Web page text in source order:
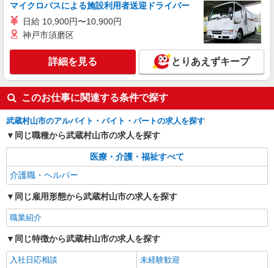
詳細を見る
マイクロバスによる施設利用者送迎ドライバー
日給 10,900円〜10,900円
神戸市須磨区
詳細を見る とりあえずキープ
このお仕事に関連する条件で探す
武蔵村山市のアルバイト・バイト・パートの求人を探す
同じ職種から武蔵村山市の求人を探す
医療・介護・福祉すべて
介護職・ヘルパー
同じ雇用形態から武蔵村山市の求人を探す
職業紹介
同じ特徴から武蔵村山市の求人を探す
入社日応相談
未経験歓迎